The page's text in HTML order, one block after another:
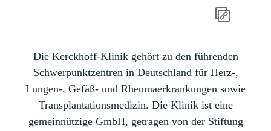
Die Kerckhoff-Klinik gehört zu den führenden
Schwerpunktzentren in Deutschland für Herz-,
Lungen-, Gefäß- und Rheumaerkrankungen sowie
Transplantationsmedizin. Die Klinik ist eine
gemeinnützige GmbH, getragen von der Stiftung